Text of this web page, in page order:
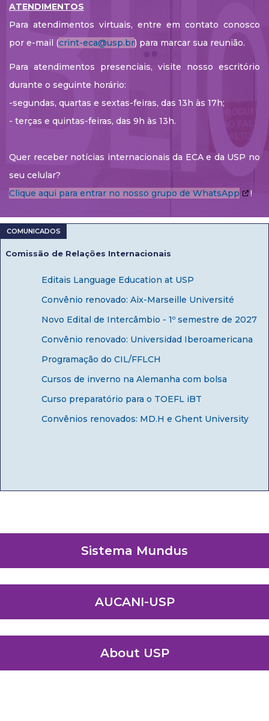
ATENDIMENTOS
Para atendimentos virtuais, entre em contato conosco
por e-mail (crint-eca@usp.br) para marcar sua reunião.
Para atendimentos presenciais, visite nosso escritório
durante o seguinte horário:
-segundas, quartas e sextas-feiras, das 13h às 17h;
- terças e quintas-feiras, das 9h às 13h.
Quer receber notícias internacionais da ECA e da USP no
seu celular?
Clique aqui para entrar no nosso grupo de WhatsApp
!
Comissão de Relações Internacionais
Editais Language Education at USP
Convênio renovado: Aix-Marseille Université
Novo Edital de Intercâmbio - 1º semestre de 2027
Convênio renovado: Universidad Iberoamericana
Programação do CIL/FFLCH
Cursos de inverno na Alemanha com bolsa
Curso preparatório para o TOEFL iBT
Convênios renovados: MD.H e Ghent University
Sistema Mundus
AUCANI-USP
About USP